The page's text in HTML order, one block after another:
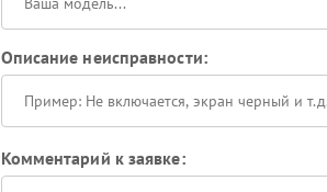
Описание неисправности:
Комментарий к заявке: